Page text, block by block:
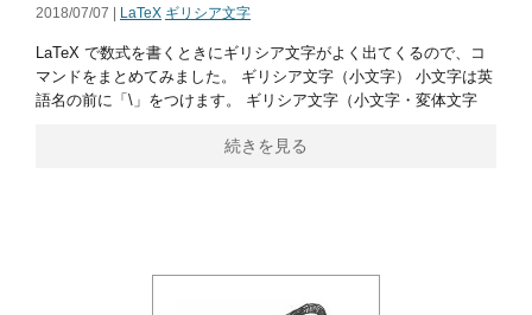
2018/07/07 | LaTeX ギリシア文字
LaTeX で数式を書くときにギリシア文字がよく出てくるので、コ
マンドをまとめてみました。 ギリシア文字（小文字） 小文字は英
語名の前に「\」をつけます。 ギリシア文字（小文字・変体文字
続きを見る